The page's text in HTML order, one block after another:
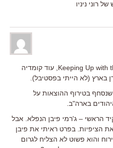
רוני ניניו
אני מבין שלא ראית את Keeping Up with the Steins, עוד קומדיה
בארץ (לא הייתי בפסטיבל).
בטירוף ההוצאות על
בארה"ב.
הראשי – ג'רמי פיבן הנפלא. אבל
הציפיות. בפרט ראיתי את פיבן
והוא פשוט לא הצליח לגרום